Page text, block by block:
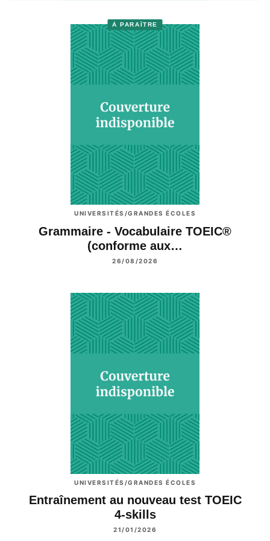
À PARAÎTRE
UNIVERSITÉS/GRANDES ÉCOLES
Grammaire - Vocabulaire TOEIC®
(conforme aux…
26/08/2026
UNIVERSITÉS/GRANDES ÉCOLES
Entraînement au nouveau test TOEIC
4-skills
21/01/2026